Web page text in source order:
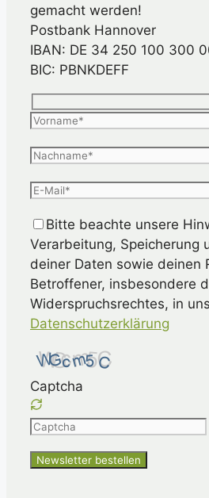
gemacht werden!
Postbank Hannover
IBAN: DE 34 250 100 300
BIC: PBNKDEFF
Bitte beachte unsere
Verarbeitung, Speicherung
deiner Daten sowie deinen
Betroffener, insbesondere
Widerspruchsrechtes, in
Datenschutzerklärung
Captcha
Please
the